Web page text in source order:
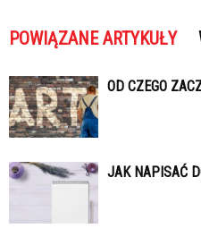
POWIĄZANE ARTYKUŁY
OD CZEGO
JAK NAPISAĆ